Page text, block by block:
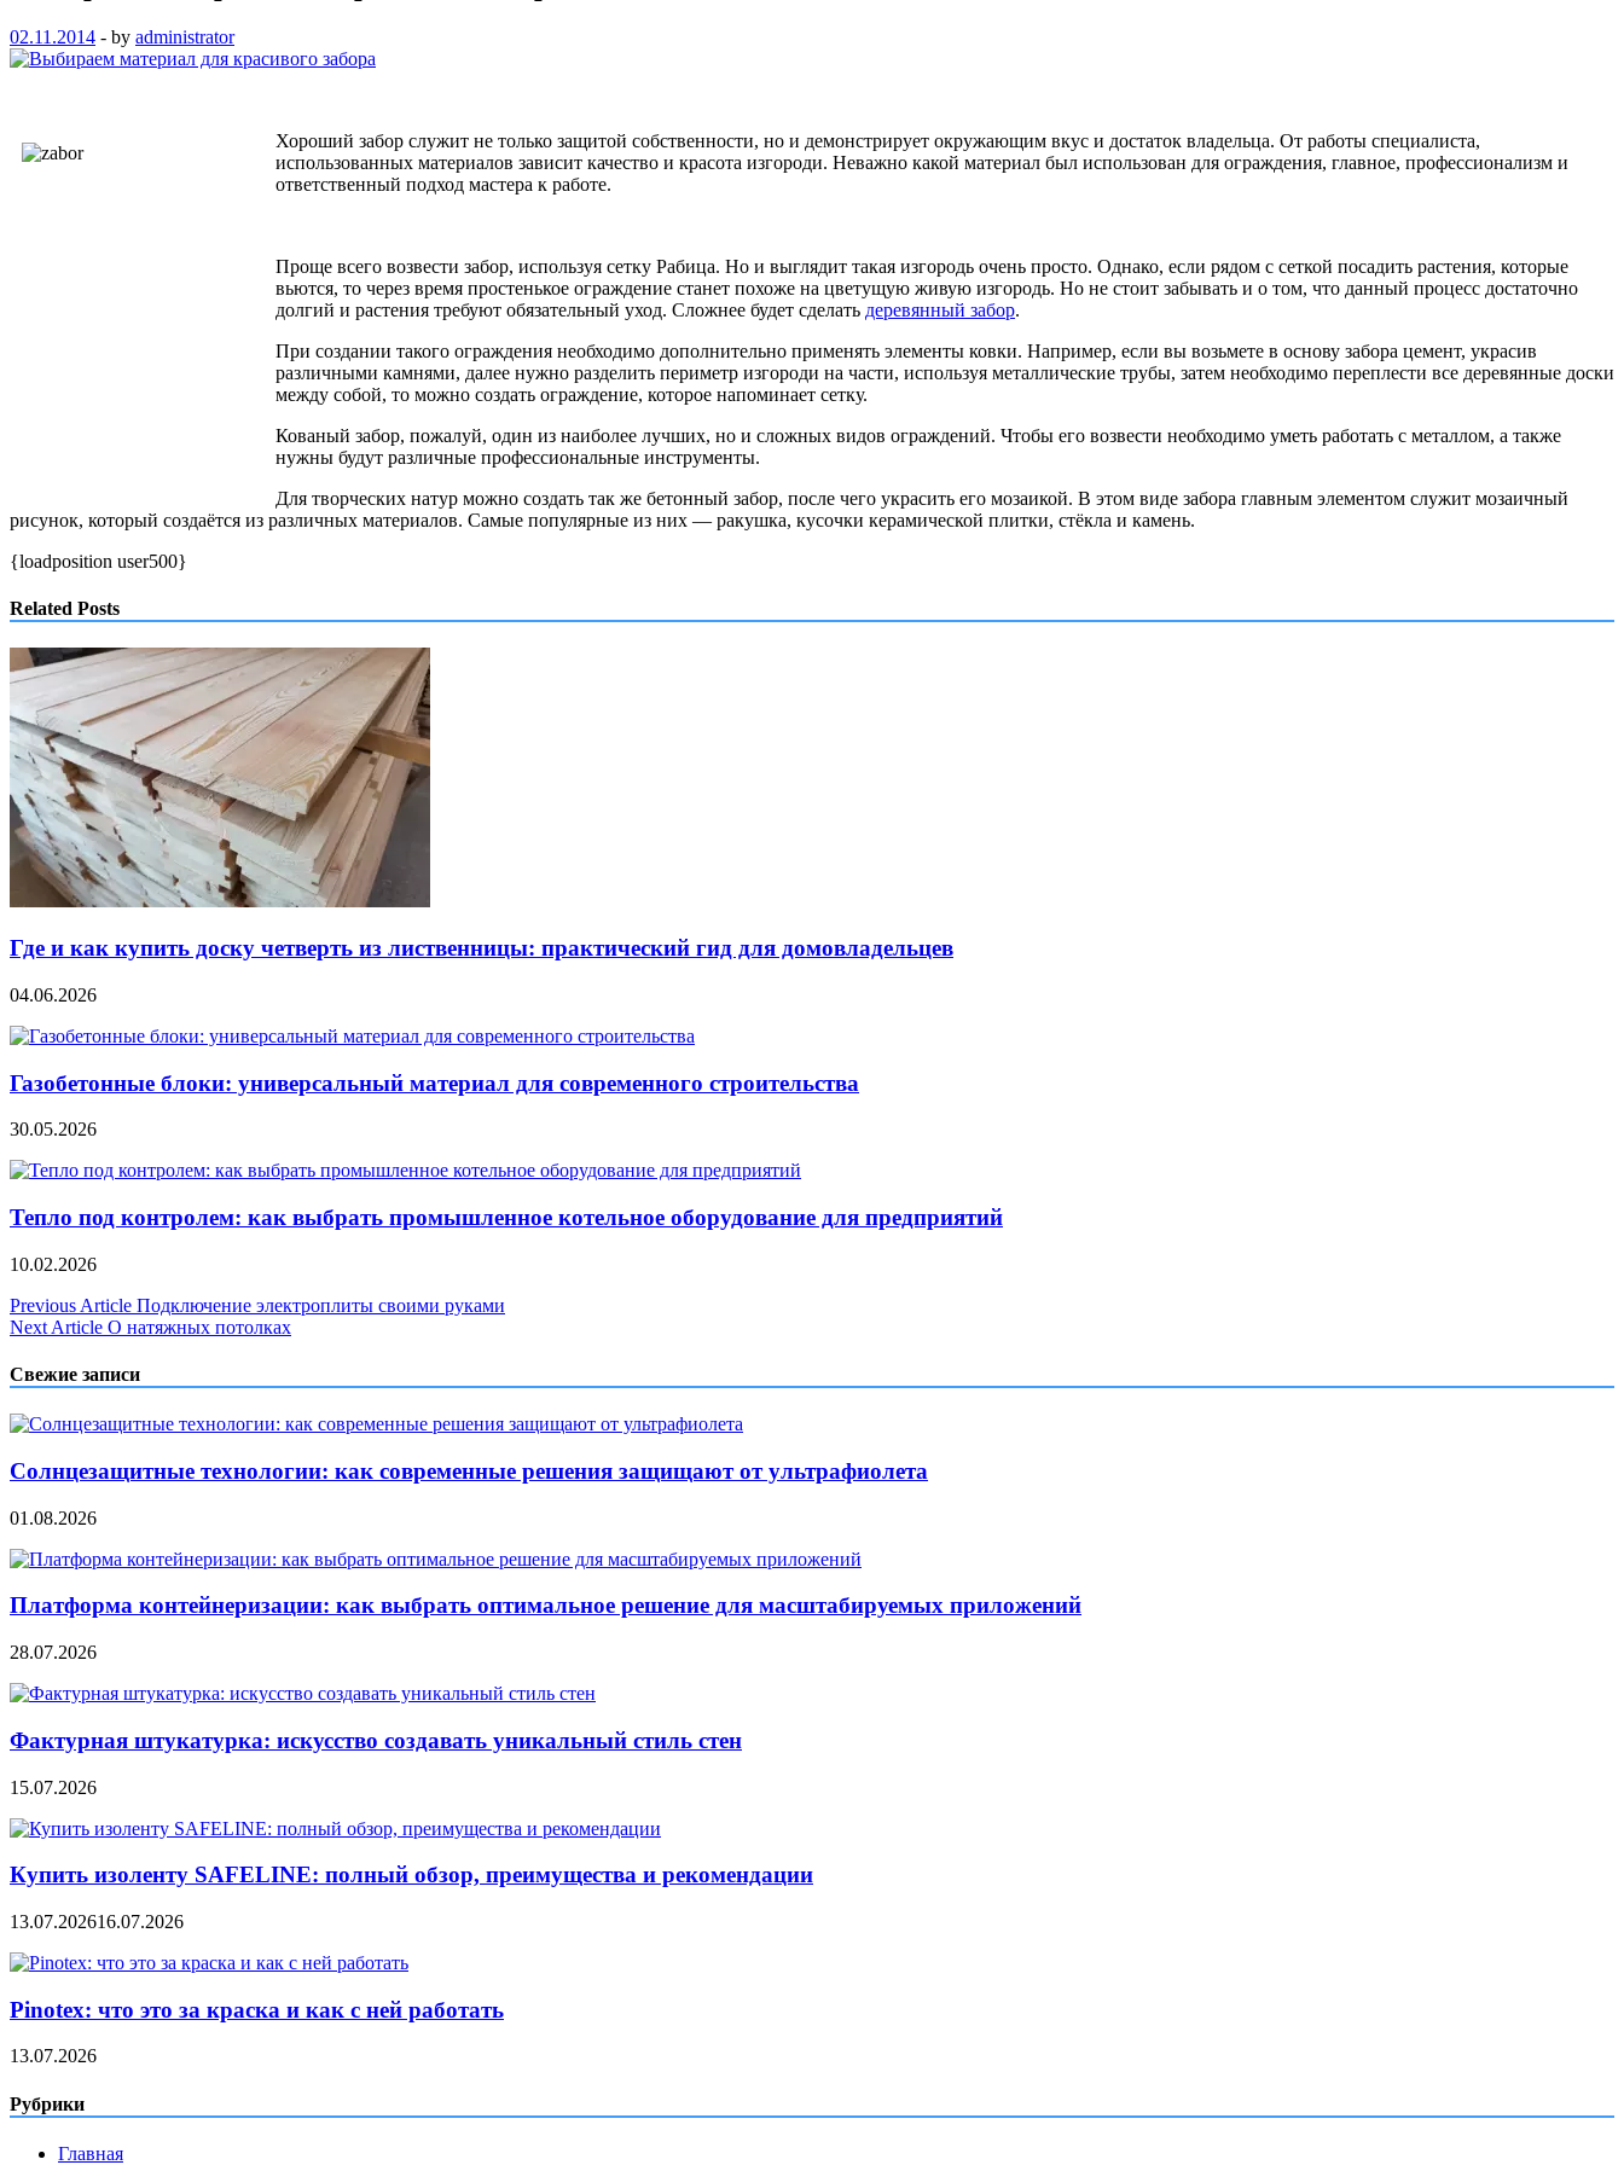
02.11.2014 - by administrator
Хороший забор служит не только защитой собственности, но и демонстрирует окружающим вкус и достаток владельца. От работы специалиста,
использованных материалов зависит качество и красота изгороди. Неважно какой материал был использован для ограждения, главное, профессионализм и
ответственный подход мастера к работе.
Проще всего возвести забор, используя сетку Рабица. Но и выглядит такая изгородь очень просто. Однако, если рядом с сеткой посадить растения, которые
вьются, то через время простенькое ограждение станет похоже на цветущую живую изгородь. Но не стоит забывать и о том, что данный процесс достаточно
долгий и растения требуют обязательный уход. Сложнее будет сделать деревянный забор.
При создании такого ограждения необходимо дополнительно применять элементы ковки. Например, если вы возьмете в основу забора цемент, украсив
различными камнями, далее нужно разделить периметр изгороди на части, используя металлические трубы, затем необходимо переплести все деревянные доски
между собой, то можно создать ограждение, которое напоминает сетку.
Кованый забор, пожалуй, один из наиболее лучших, но и сложных видов ограждений. Чтобы его возвести необходимо уметь работать с металлом, а также
нужны будут различные профессиональные инструменты.
Для творческих натур можно создать так же бетонный забор, после чего украсить его мозаикой. В этом виде забора главным элементом служит мозаичный
рисунок, который создаётся из различных материалов. Самые популярные из них — ракушка, кусочки керамической плитки, стёкла и камень.
{loadposition user500}
Related Posts
Где и как купить доску четверть из лиственницы: практический гид для домовладельцев
04.06.2026
Газобетонные блоки: универсальный материал для современного строительства
30.05.2026
Тепло под контролем: как выбрать промышленное котельное оборудование для предприятий
10.02.2026
Навигация
по
записям
Previous Article Подключение электроплиты своими руками
Next Article О натяжных потолках
Свежие записи
Солнцезащитные технологии: как современные решения защищают от ультрафиолета
01.08.2026
Платформа контейнеризации: как выбрать оптимальное решение для масштабируемых приложений
28.07.2026
Фактурная штукатурка: искусство создавать уникальный стиль стен
15.07.2026
Купить изоленту SAFELINE: полный обзор, преимущества и рекомендации
13.07.202616.07.2026
Pinotex: что это за краска и как с ней работать
13.07.2026
Рубрики
Главная